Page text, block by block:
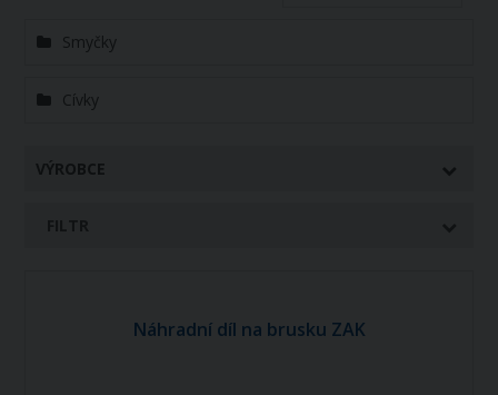
Smyčky
Cívky
VÝROBCE
Náhradní díl na brusku ZAK